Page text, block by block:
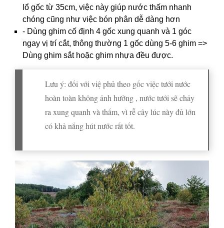
lổ gốc từ 35cm, việc này giúp nước thấm nhanh
chóng cũng như việc bón phân dễ dàng hơn
- Dùng ghim cố định 4 gốc xung quanh và 1 góc
ngay vị trí cắt, thông thường 1 gốc dùng 5-6 ghim =>
Dùng ghim sắt hoặc ghim nhựa đều được.
Lưu ý: đối với việ phủ theo gốc việc tưới nước
hoàn toàn không ảnh hưởng , nước tưới sẽ chảy
ra xung quanh và thấm, vì rễ cây lúc này đủ lớn
có khả nắng hút nước rất tốt.